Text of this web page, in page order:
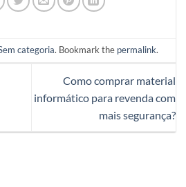
categoria. Bookmark the permalink.
Como comprar material
informático para revenda com
mais segurança?